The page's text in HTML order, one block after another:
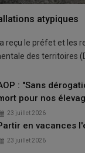
atypiques
a reçu le préfet et les
des territoires
: "Sans
pour nos
23 juillet 2026
en vacances
23 juillet 2026